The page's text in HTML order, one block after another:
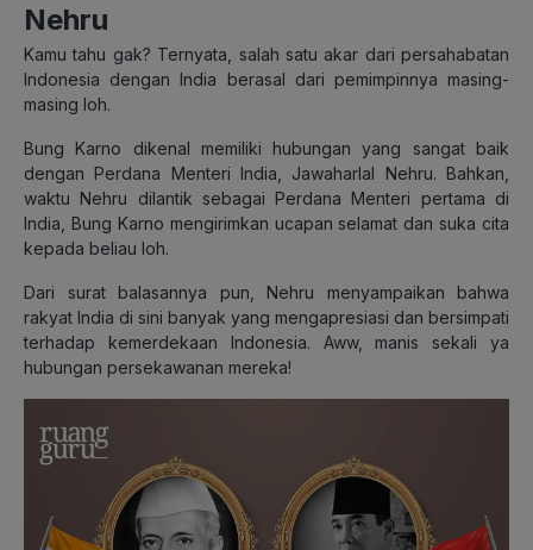
Nehru
Kamu tahu gak? Ternyata, salah satu akar dari persahabatan
Indonesia dengan India berasal dari pemimpinnya masing-
masing loh.
Bung Karno dikenal memiliki hubungan yang sangat baik
dengan Perdana Menteri India, Jawaharlal Nehru. Bahkan,
waktu Nehru dilantik sebagai Perdana Menteri pertama di
India, Bung Karno mengirimkan ucapan selamat dan suka cita
kepada beliau loh.
Dari surat balasannya pun, Nehru menyampaikan bahwa
rakyat India di sini banyak yang mengapresiasi dan bersimpati
terhadap kemerdekaan Indonesia. Aww, manis sekali ya
hubungan persekawanan mereka!